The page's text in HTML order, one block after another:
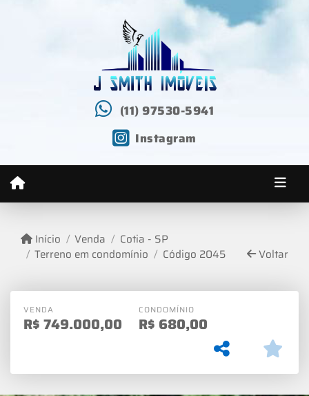
(11) 97530-5941
Instagram
Início Venda
Cotia - SP
Terreno em condomínio
Código 2045 Voltar
VENDA
R$749.000,00
CONDOMÍNIO
R$ 680,00